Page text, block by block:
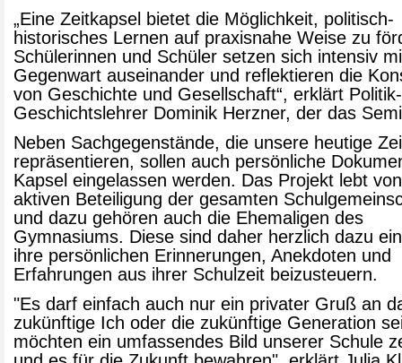
„Eine Zeitkapsel bietet die Möglichkeit, politisch-
historisches Lernen auf praxisnahe Weise zu
Schülerinnen und Schüler setzen sich intensiv
Gegenwart auseinander und reflektieren die
von Geschichte und Gesellschaft“, erklärt
Geschichtslehrer Dominik Herzner, der das
Neben Sachgegenstände, die unsere heutige
repräsentieren, sollen auch persönliche
Kapsel eingelassen werden. Das Projekt lebt
aktiven Beteiligung der gesamten
und dazu gehören auch die Ehemaligen des
Gymnasiums. Diese sind daher herzlich dazu
ihre persönlichen Erinnerungen, Anekdoten und
Erfahrungen aus ihrer Schulzeit beizusteuern.
"Es darf einfach auch nur ein privater Gruß an
zukünftige Ich oder die zukünftige Generation
möchten ein umfassendes Bild unserer Schule